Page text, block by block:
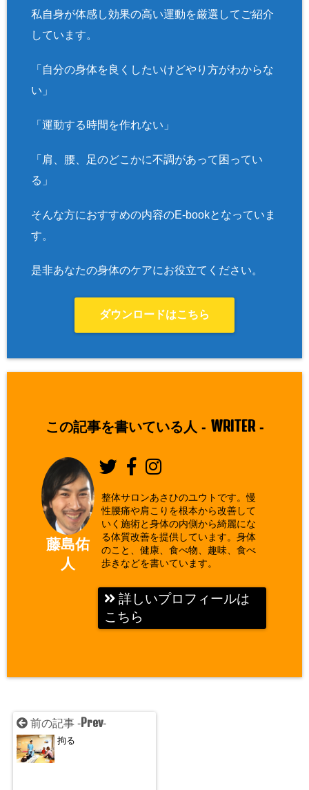
私自身が体感し効果の高い運動を厳選してご紹介
しています。
「自分の身体を良くしたいけどやり方がわからな
い」
「運動する時間を作れない」
「肩、腰、足のどこかに不調があって困ってい
る」
そんな方におすすめの内容のE-bookとなっていま
す。
是非あなたの身体のケアにお役立てください。
ダウンロードはこちら
この記事を書いている人 - WRITER-
藤島佑
人
整体サロンあさひのユウトです。慢
性腰痛や肩こりを根本から改善して
いく施術と身体の内側から綺麗にな
る体質改善を提供しています。身体
のこと、健康、食べ物、趣味、食べ
歩きなどを書いています。
詳しいプロフィールは
こちら
前の記事 -Prev-
拘る